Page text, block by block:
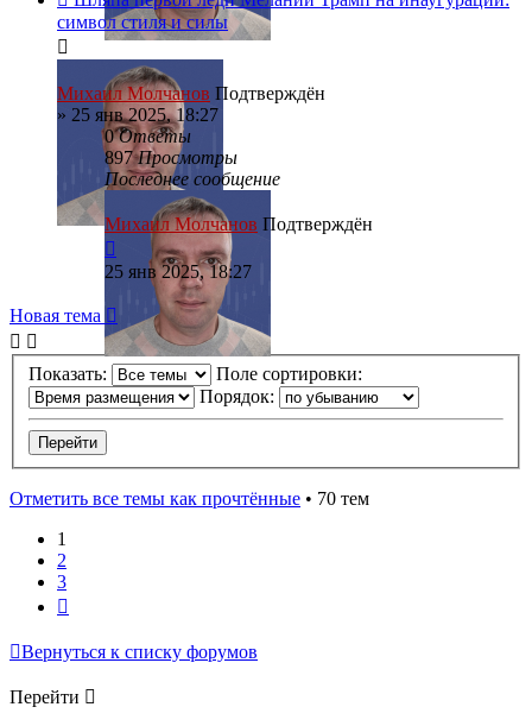
символ стиля и силы
Михаил Молчанов Подтверждён
» 25 янв 2025, 18:27
0Ответы
897Просмотры
Последнее сообщение
Михаил Молчанов Подтверждён
25 янв 2025, 18:27
Новая тема
Показать:
Поле сортировки:
Порядок:
Отметить все темы как прочтённые • 70 тем
1
2
3
Вернуться к списку форумов
Перейти